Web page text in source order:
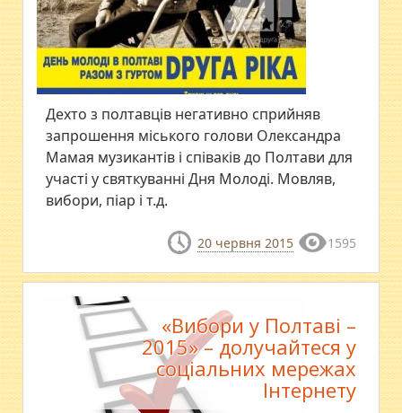
Дехто з полтавців негативно сприйняв
запрошення міського голови Олександра
Мамая музикантів і співаків до Полтави для
участі у святкуванні Дня Молоді. Мовляв,
вибори, піар і т.д.
20 червня 2015 1595
«Вибори у Полтаві –
2015» – долучайтеся у
соціальних мережах
Інтернету